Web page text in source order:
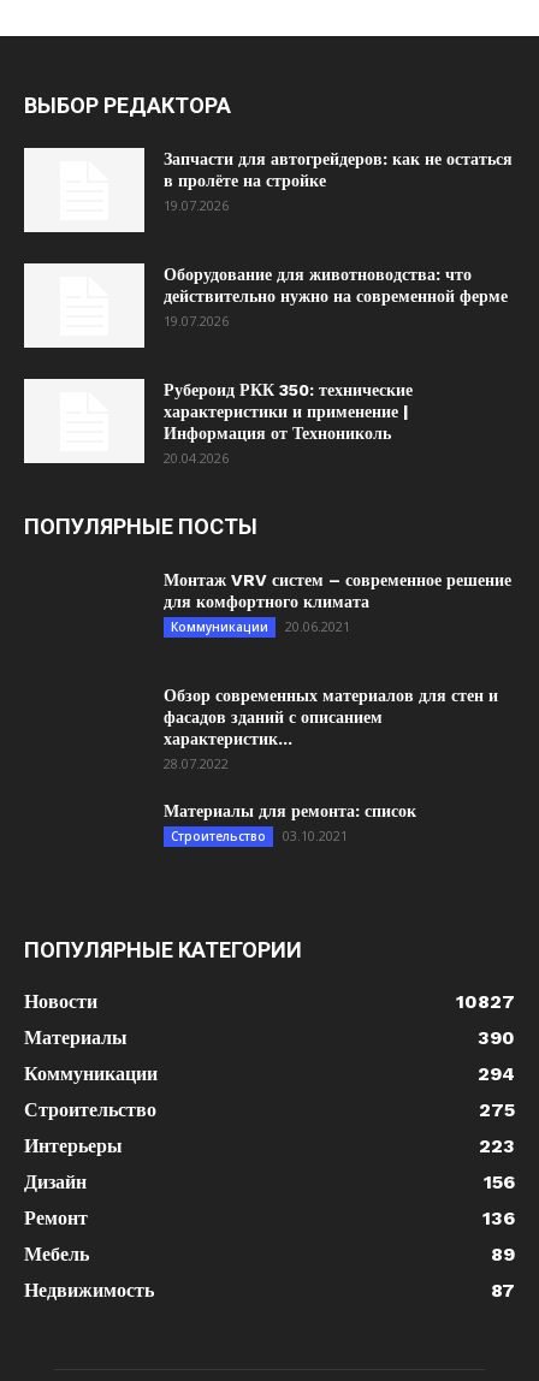
ВЫБОР РЕДАКТОРА
Запчасти для автогрейдеров: как не остаться
в пролёте на стройке
19.07.2026
Оборудование для животноводства: что
действительно нужно на современной ферме
19.07.2026
Рубероид РКК 350: технические
характеристики и применение |
Информация от Технониколь
20.04.2026
ПОПУЛЯРНЫЕ ПОСТЫ
Монтаж VRV систем – современное решение
для комфортного климата
Коммуникации 20.06.2021
Обзор современных материалов для стен и
фасадов зданий с описанием
характеристик...
28.07.2022
Материалы для ремонта: список
Строительство 03.10.2021
ПОПУЛЯРНЫЕ КАТЕГОРИИ
Новости
10827
Материалы
390
Коммуникации
294
Строительство
275
Интерьеры
223
Дизайн
156
Ремонт
136
Мебель
89
Недвижимость
87